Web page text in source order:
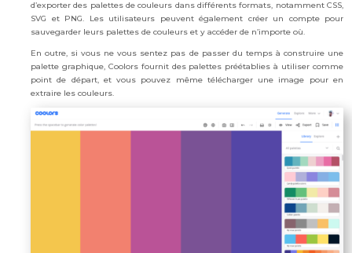
d’exporter des palettes de couleurs dans différents formats, notamment CSS,
SVG et PNG. Les utilisateurs peuvent également créer un compte pour
sauvegarder leurs palettes de couleurs et y accéder de n’importe où.
En outre, si vous ne vous sentez pas de passer du temps à construire une
palette graphique, Coolors fournit des palettes préétablies à utiliser comme
point de départ, et vous pouvez même télécharger une image pour en
extraire les couleurs.